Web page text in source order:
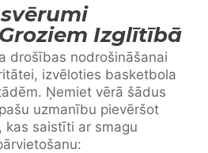
Izglītībā
drošības nodrošināšanai
izvēloties basketbola
Ņemiet vērā šādus
uzmanību pievēršot
kas saistīti ar smagu